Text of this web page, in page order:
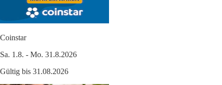
Coinstar
Sa. 1.8. - Mo. 31.8.2026
Gültig bis 31.08.2026